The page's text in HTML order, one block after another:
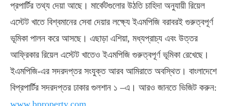
প্রপার্টির তথ্য দেয়া আছে। মার্কেটগুলোর উঠতি চাহিদা অনুযায়ী রিয়েল
এস্টেট খাতে বিশ্বমানের সেবা দেয়ার লক্ষ্যে ইএমপিজি বরাবরই গুরুত্বপূর্ণ
ভূমিকা পালন করে আসছে। এছাড়া এশিয়া, মধ্যপ্রাচ্য এবং উত্তর
আফ্রিকার রিয়েল এস্টেট খাতেও ইএমপিজি গুরুত্বপূর্ণ ভূমিকা রেখেছে।
ইএমপিজি-এর সদরদপ্তর সংযুক্ত আরব আমিরাতে অবস্থিত। বাংলাদেশে
বিপ্রপার্টির সদরদপ্তর ঢাকার গুলশান ১ –এ। আরও জানতে ভিজিট করুন:
www.bproperty.com